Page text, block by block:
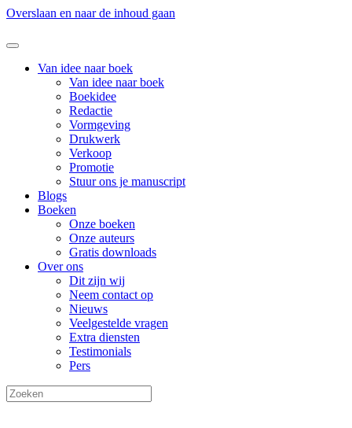
Overslaan en naar de inhoud gaan
Van idee naar boek
Van idee naar boek
Boekidee
Redactie
Vormgeving
Drukwerk
Verkoop
Promotie
Stuur ons je manuscript
Blogs
Boeken
Onze boeken
Onze auteurs
Gratis downloads
Over ons
Dit zijn wij
Neem contact op
Nieuws
Veelgestelde vragen
Extra diensten
Testimonials
Pers